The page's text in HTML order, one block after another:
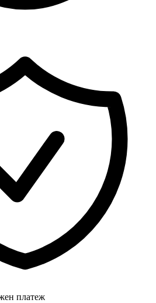
платеж